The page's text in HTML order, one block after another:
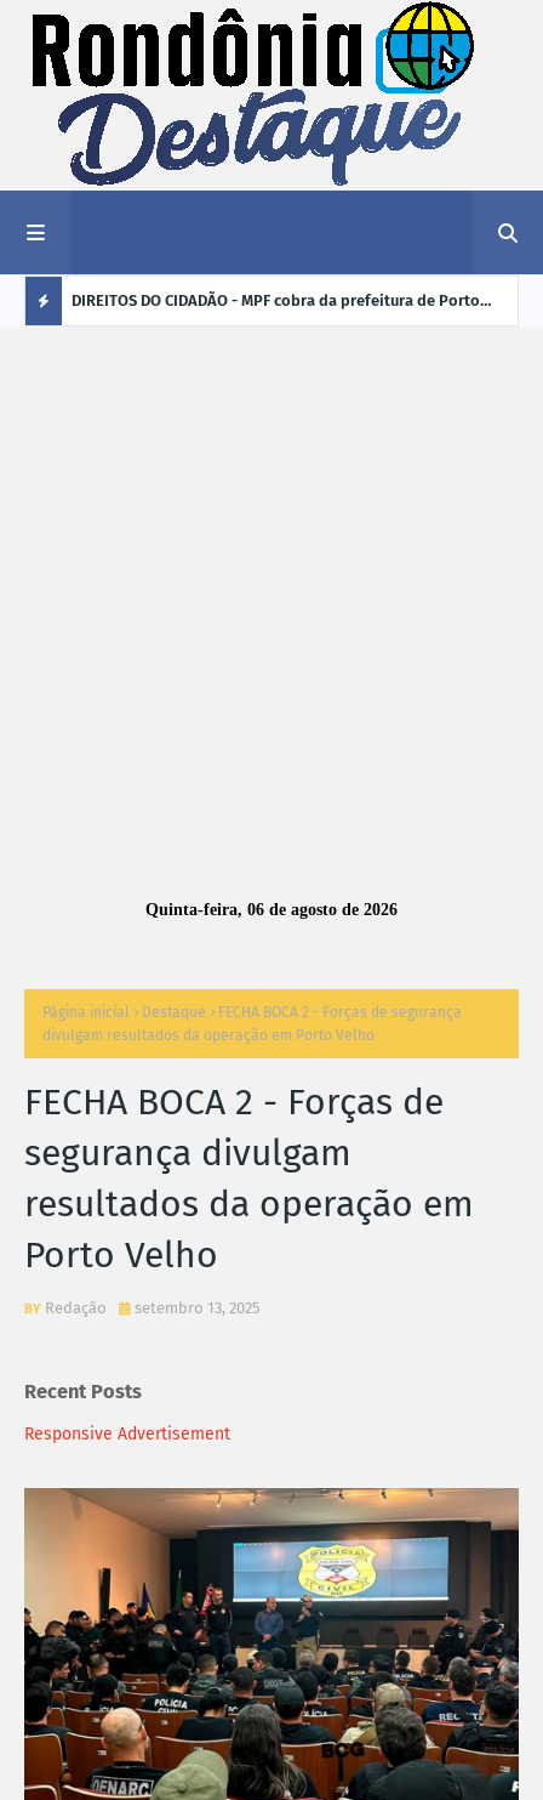
DIREITOS DO CIDADÃO - MPF cobra da prefeitura de Porto
Quinta-feira, 06 de agosto de 2026
Página inicial Destaque
FECHA BOCA 2 - Forças de segurança
divulgam resultados da operação em Porto Velho
FECHA BOCA 2 - Forças de
segurança divulgam
resultados da operação em
Porto Velho
Redação setembro 13, 2025
Recent Posts
Responsive Advertisement